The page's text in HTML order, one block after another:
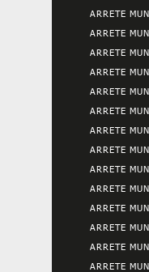
ARRETE
ARRETE
ARRETE
ARRETE
ARRETE
ARRETE
ARRETE
ARRETE
ARRETE
ARRETE
ARRETE
ARRETE
ARRETE
ARRETE